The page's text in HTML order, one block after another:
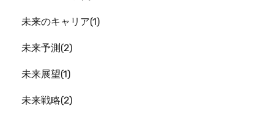
未来のキャリア 1
未来予測 2
未来展望 1
未来戦略 2